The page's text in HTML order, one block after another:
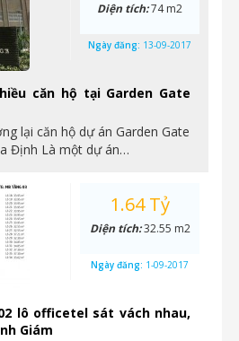
căn hộ tại Garden Gate
lại căn hộ dự án Garden Gate
Định Là một dự án…
Diện tích:74 m2
Ngày đăng: 13-09-2017
lô officetel sát vách nhau,
Giám
1.64 Tỷ
Diện tích:32.55 m2
Ngày đăng: 1-09-2017